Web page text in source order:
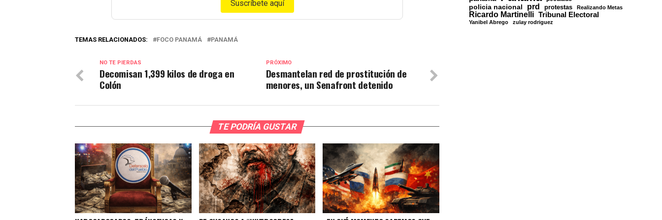
Suscríbete aquí
TEMAS RELACIONADOS: FOCO PANAMÁ PANAMÁ
PRÓXIMO
Desmantelan red de prostitución de
menores, un Senafront detenido
NO TE PIERDAS
Decomisan 1,399 kilos de droga en
Colón
TE PODRÍA GUSTAR
policia nacional prd protestas Realizando Metas
Ricardo Martinelli Tribunal Electoral
Yanibel Abrego zulay rodriguez